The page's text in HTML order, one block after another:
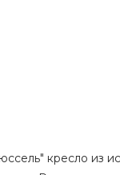
кресло из